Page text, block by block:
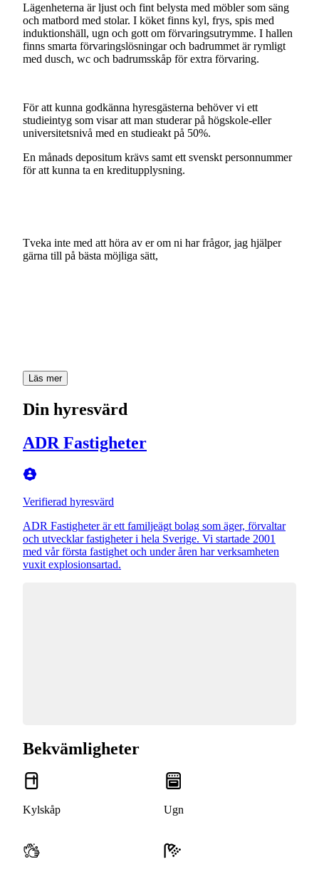
Lägenheterna ärljust och fint belysta med möblersom säng
och matbord med stolar. I köket finns kyl, frys, spis med
induktionshäll, ugn och gott om förvaringsutrymme. I hallen
finns smarta förvaringslösningaroch badrummet ärrymligt
med dusch, wc och badrumsskåp förextra förvaring.
Föratt kunna godkänna hyresgästerna behövervi ett
studieintyg som visaratt man studerarpå högskole-eller
universitetsnivå med en studieakt på 50%.
En månads depositum krävs samt ett svenskt personnummer
föratt kunna ta en kreditupplysning.
Tveka inte med att höra av erom ni harfrågor, jag hjälper
gärna till på bästa möjliga sätt,
Läs mer
Din hyresvärd
ADR Fastigheter
Verifierad hyresvärd
ADR Fastigheter är ett familjeägt bolag som äger, förvaltar
och utvecklar fastigheter i hela Sverige. Vi startade 2001
med vår första fastighet och under åren har verksamheten
vuxit explosionsartad.
Bekvämligheter
Kylskåp Ugn